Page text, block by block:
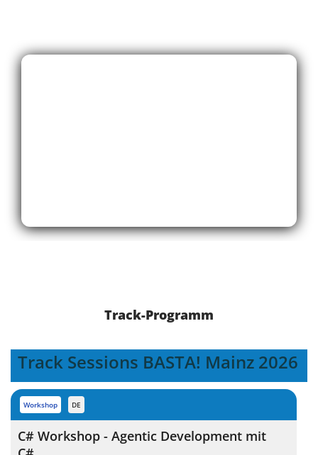
Track-Programm
Track Sessions BASTA! Mainz 2026
workshop DE
C# Workshop - Agentic Development mit